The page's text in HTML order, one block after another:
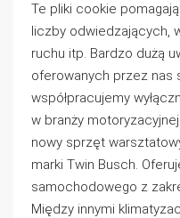
Te pliki cookie
liczby odwiedzających,
ruchu itp. Bardzo dużą
oferowanych przez nas
współpracujemy
w branży
nowy sprzęt
marki Twin Busch.
samochodowego z
Między innymi